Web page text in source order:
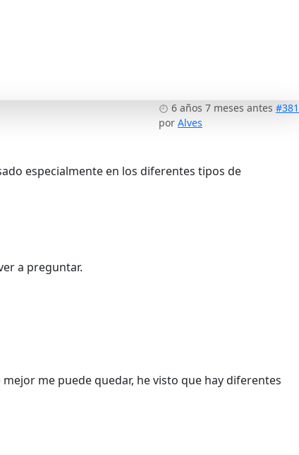
6 años 7 meses antes #381
por Alves
especialmente en los diferentes tipos de
a preguntar.
me puede quedar, he visto que hay diferentes